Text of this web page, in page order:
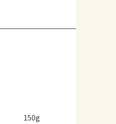
150g